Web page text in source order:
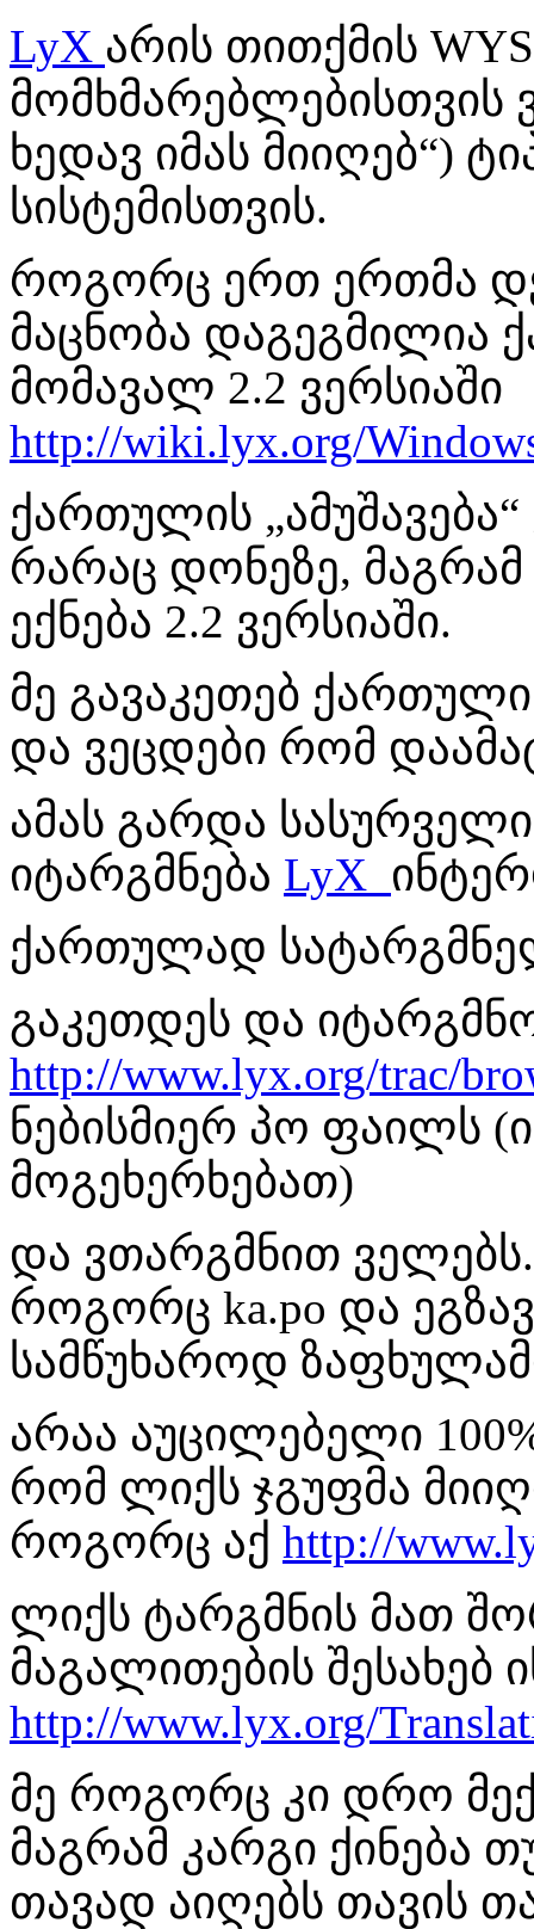
LyX არის თითქმის
მომხმარებლებისთვის
ხედავ იმას მიიღებ“)
სისტემისთვის.
როგორც ერთ ერთმა
მაცნობა დაგეგმილია
მომავალ 2.2 ვერსიაში
http://wiki.lyx.org/
ქართულის
რარაც დონეზე,
ექნება 2.2 ვერსიაში.
მე გავაკეთებ
და ვეცდები რომ
ამას გარდა
იტარგმნება LyX
ქართულად
გაკეთდეს და
http://www.lyx.org/trac/
ნებისმიერ პო ფაილს
მოგეხერხებათ)
და ვთარგმნით ველებს.
როგორც ka.po და
სამწუხაროდ
არაა აუცილებელი
რომ ლიქს ჯგუფმა
როგორც აქ http://
ლიქს ტარგმნის მათ
მაგალითების შესახებ
http://www.lyx.org/
მე როგორც კი დრო
მაგრამ კარგი ქინება
თავად აიღებს თავის